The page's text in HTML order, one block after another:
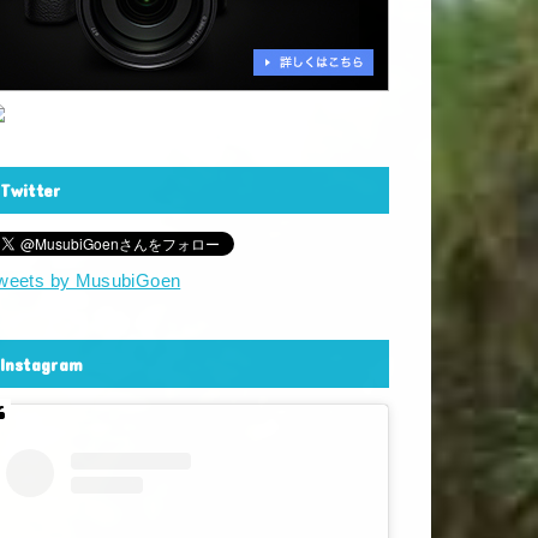
Twitter
by MusubiGoen
Instagram